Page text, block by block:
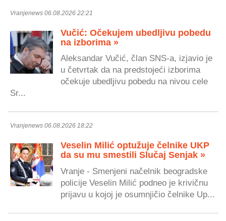
Vranjenews 06.08.2026 22:21
Vučić: Očekujem ubedljivu pobedu
na izborima »
Aleksandar Vučić, član SNS-a, izjavio je
u četvrtak da na predstojeći izborima
očekuje ubedljivu pobedu na nivou cele
Sr...
Vranjenews 06.08.2026 18:22
Veselin Milić optužuje čelnike UKP
da su mu smestili Slučaj Senjak »
Vranje - Smenjeni načelnik beogradske
policije Veselin Milić podneo je krivičnu
prijavu u kojoj je osumnjičio čelnike Up...